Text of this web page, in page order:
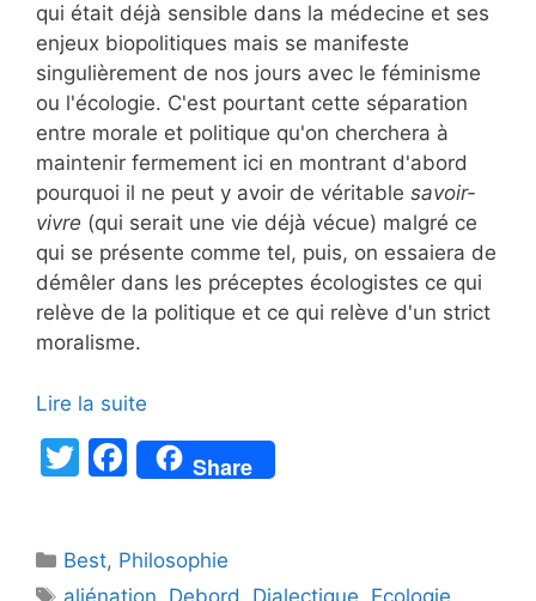
qui était déjà sensible dans la médecine et ses
enjeux biopolitiques mais se manifeste
singulièrement de nos jours avec le féminisme
ou l'écologie. C'est pourtant cette séparation
entre morale et politique qu'on cherchera à
maintenir fermement ici en montrant d'abord
pourquoi il ne peut y avoir de véritable savoir-
vivre (qui serait une vie déjà vécue) malgré ce
qui se présente comme tel, puis, on essaiera de
démêler dans les préceptes écologistes ce qui
relève de la politique et ce qui relève d'un strict
moralisme.
Lire la suite
T
er
F
a
e
Share
Catégories
Best, Philosophie
Étiquettes
aliénation, Debord , Dialectique, Ecologie,